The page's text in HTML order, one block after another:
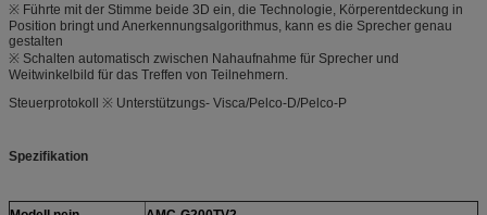
※ Führte mit der Stimme beide 3D ein, die Technologie, Körperentdeckung in
Position bringt und Anerkennungsalgorithmus, kann es die Sprecher genau
gestalten
※ Schalten automatisch zwischen Nahaufnahme für Sprecher und
Weitwinkelbild für das Treffen von Teilnehmern.
Steuerprotokoll ※ Unterstützungs- Visca/Pelco-D/Pelco-P
Spezifikation